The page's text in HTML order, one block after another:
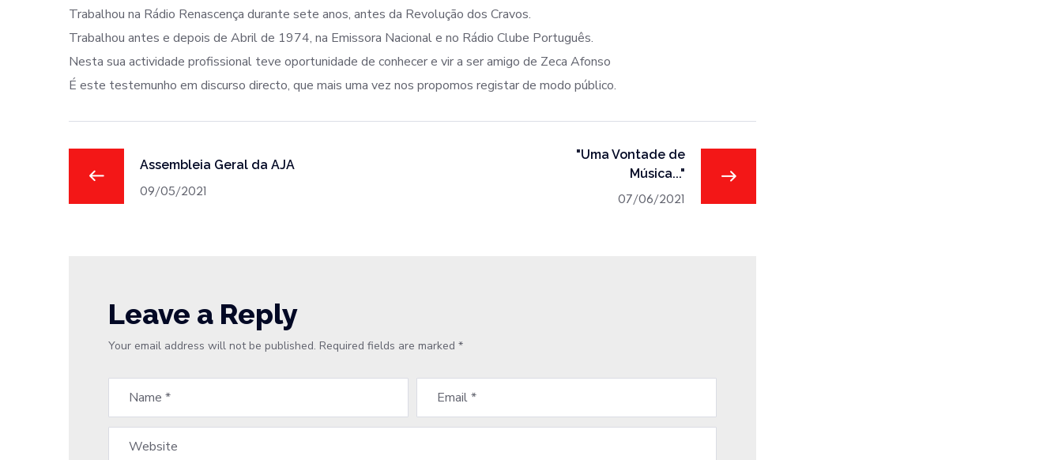
Trabalhou na Rádio Renascença durante sete anos, antes da Revolução dos Cravos.
Trabalhou antes e depois de Abril de 1974, na Emissora Nacional e no Rádio Clube Português.
Nesta sua actividade profissional teve oportunidade de conhecer e vir a ser amigo de Zeca Afonso
É este testemunho em discurso directo, que mais uma vez nos propomos registar de modo público.
Assembleia Geral da AJA
09/05/2021
"Uma Vontade de
Música..."
07/06/2021
Leave a Reply
Your email address will not be published. Required fields are marked *